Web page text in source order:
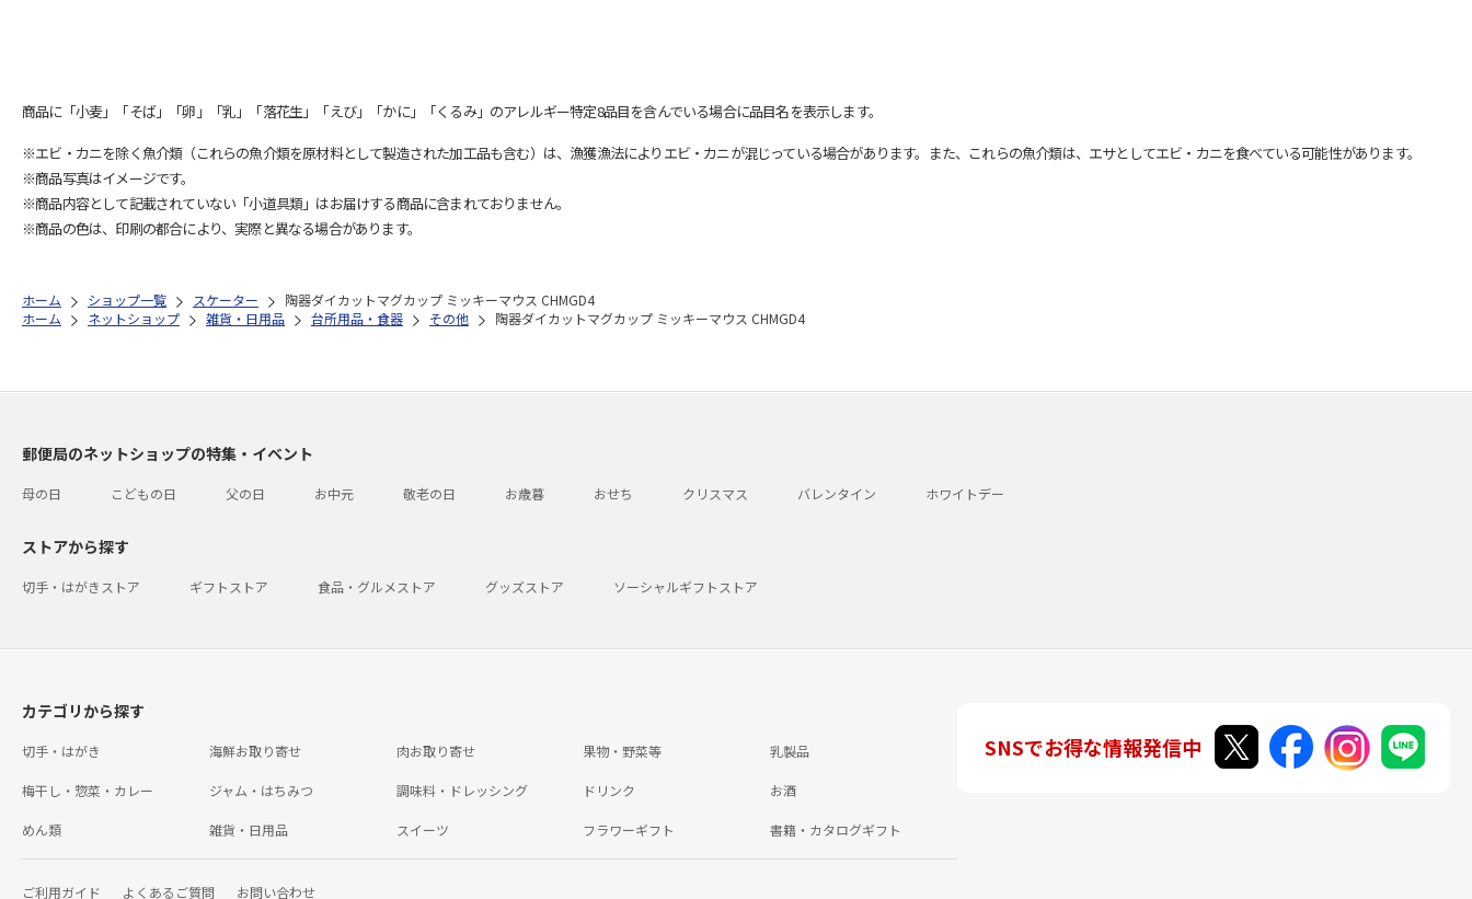
商品に「小麦」「そば」「卵」「乳」「落花生」「えび」「かに」「くるみ」のアレルギー特定8品目を含んでいる場合に品目名を表示します。
※エビ・カニを除く魚介類（これらの魚介類を原材料として製造された加工品も含む）は、漁獲漁法によりエビ・カニが混じっている場合があります。また、これらの魚介類は、エサとしてエビ・カニを食べている可能性があります。
※商品写真はイメージです。
※商品内容として記載されていない「小道具類」はお届けする商品に含まれておりません。
※商品の色は、印刷の都合により、実際と異なる場合があります。
ホーム ショップ一覧 スケーター
陶器ダイカットマグカップ ミッキーマウス CHMGD4
ホーム
ネットショップ 雑貨・日用品 台所用品・食器 その他 陶器ダイカットマグカップ ミッキーマウス CHMGD4
郵便局のネットショップの特集・イベント
母の日 こどもの日 父の日 お中元 敬老の日 お歳暮 おせち クリスマス バレンタイン ホワイトデー
ストアから探す
切手・はがきストア ギフトストア 食品・グルメストア グッズストア ソーシャルギフトストア
カテゴリから探す
切手・はがき 海鮮お取り寄せ 肉お取り寄せ 果物・野菜等 乳製品
梅干し・惣菜・カレー ジャム・はちみつ 調味料・ドレッシング ドリンク お酒
めん類 雑貨・日用品 スイーツ フラワーギフト 書籍・カタログギフト
ご利用ガイド よくあるご質問 お問い合わせ
SNSでお得な情報発信中